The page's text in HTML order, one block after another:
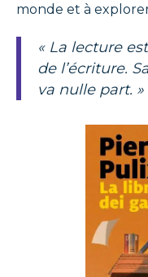
monde et à
« La lecture
de l’écriture.
va nulle part. »